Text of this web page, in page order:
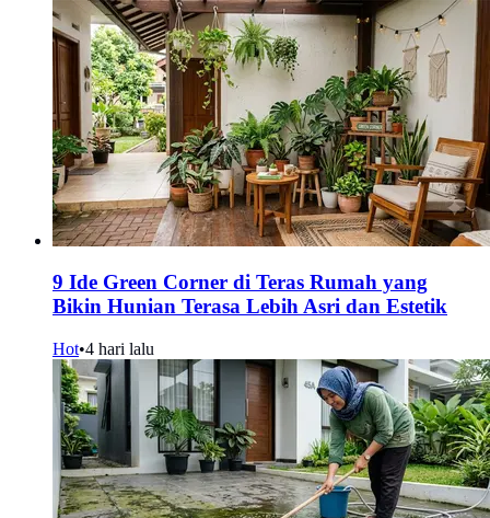
9 Ide Green Corner di Teras Rumah yang
Bikin Hunian Terasa Lebih Asri dan Estetik
Hot•4 hari lalu